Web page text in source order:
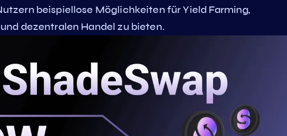
beispiellose Möglichkeiten für Yield Farming,
dezentralen Handel zu bieten.